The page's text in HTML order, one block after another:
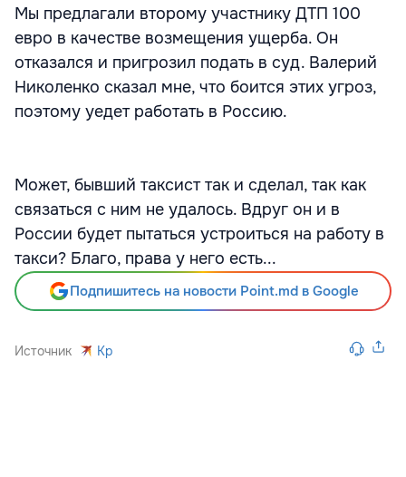
Мы предлагали второму участнику ДТП 100
евро в качестве возмещения ущерба. Он
отказался и пригрозил подать в суд. Валерий
Николенко сказал мне, что боится этих угроз,
поэтому уедет работать в Россию.
Может, бывший таксист так и сделал, так как
связаться с ним не удалось. Вдруг он и в
России будет пытаться устроиться на работу в
такси? Благо, права у него есть...
Подпишитесь на новости Point.md в Google
Источник Kp